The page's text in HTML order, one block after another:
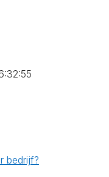
bedrijf?